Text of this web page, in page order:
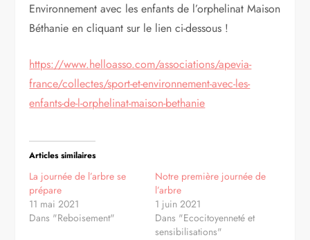
Environnement avec les enfants de l’orphelinat Maison
Béthanie en cliquant sur le lien ci-dessous !
https://www.helloasso.com/associations/apevia-
france/collectes/sport-et-environnement-avec-les-
enfants-de-l-orphelinat-maison-bethanie
Articles similaires
La journée de l’arbre se
prépare
11 mai 2021
Dans "Reboisement"
Notre première journée de
l’arbre
1 juin 2021
Dans "Ecocitoyenneté et
sensibilisations"